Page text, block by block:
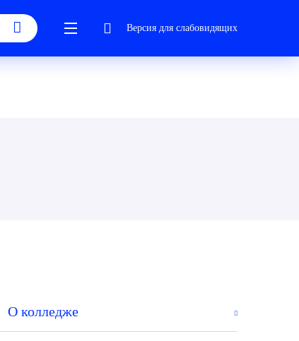
Версия для слабовидящих
О колледже